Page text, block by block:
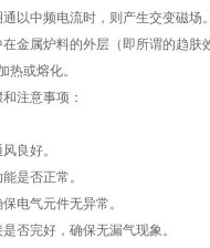
以中频电流时，则产生交变磁
金属炉料的外层（即所谓的趋
热或熔化。
注意事项：
良好。
是否正常。
电气元件无异常。
完好，确保无漏气现象。